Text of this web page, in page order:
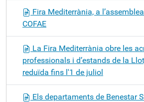
Fira Mediterrània, a
COFAE
La Fira Mediterrània obre les
professionals i d’estands de la
reduïda fins l'1 de juliol
Els departaments de Benestar